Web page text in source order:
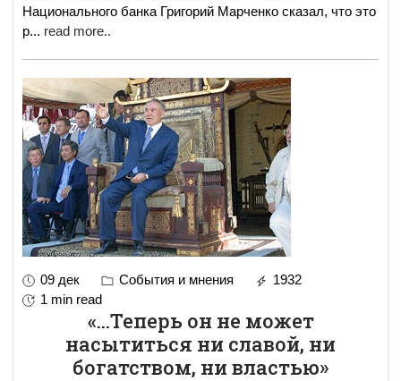
Национального банка Григорий Марченко сказал, что это
р... read more..
09 дек События и мнения
1932
1 min read
«...Теперь он не может
насытиться ни славой, ни
богатством, ни властью»